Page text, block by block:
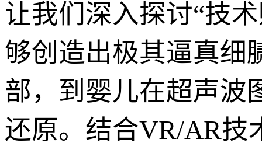
让我们深入探讨“技
够创造出极其逼真细
部，到婴儿在超声波
还原。结合VR/AR技